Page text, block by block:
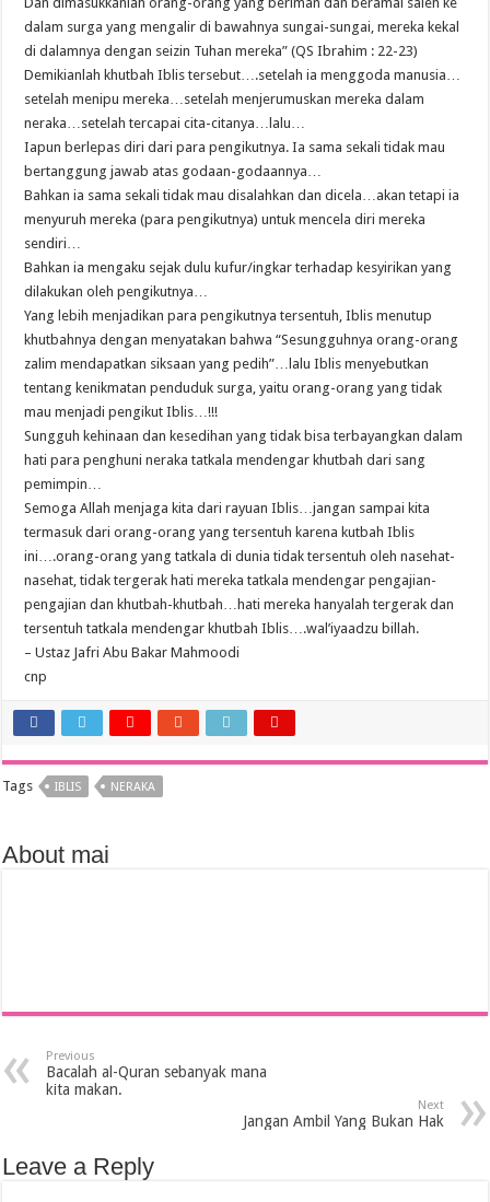
dalam surga yang mengalir di bawahnya sungai-sungai, mereka kekal
di dalamnya dengan seizin Tuhan mereka” (QS Ibrahim : 22-23)
Demikianlah khutbah Iblis tersebut….setelah ia menggoda manusia…
setelah menipu mereka…setelah menjerumuskan mereka dalam
neraka…setelah tercapai cita-citanya…lalu…
Iapun berlepas diri dari para pengikutnya. Ia sama sekali tidak mau
bertanggung jawab atas godaan-godaannya…
Bahkan ia sama sekali tidak mau disalahkan dan dicela…akan tetapi ia
menyuruh mereka (para pengikutnya) untuk mencela diri mereka
sendiri…
Bahkan ia mengaku sejak dulu kufur/ingkar terhadap kesyirikan yang
dilakukan oleh pengikutnya…
Yang lebih menjadikan para pengikutnya tersentuh, Iblis menutup
khutbahnya dengan menyatakan bahwa “Sesungguhnya orang-orang
zalim mendapatkan siksaan yang pedih”…lalu Iblis menyebutkan
tentang kenikmatan penduduk surga, yaitu orang-orang yang tidak
mau menjadi pengikut Iblis…!!!
Sungguh kehinaan dan kesedihan yang tidak bisa terbayangkan dalam
hati para penghuni neraka tatkala mendengar khutbah dari sang
pemimpin…
Semoga Allah menjaga kita dari rayuan Iblis…jangan sampai kita
termasuk dari orang-orang yang tersentuh karena kutbah Iblis
ini….orang-orang yang tatkala di dunia tidak tersentuh oleh nasehat-
nasehat, tidak tergerak hati mereka tatkala mendengar pengajian-
pengajian dan khutbah-khutbah…hati mereka hanyalah tergerak dan
tersentuh tatkala mendengar khutbah Iblis….wal’iyaadzu billah.
– Ustaz Jafri Abu Bakar Mahmoodi
cnp
Tags IBLIS NERAKA
About mai
Previous
Bacalah al-Quran sebanyak mana
kita makan.
Next
Jangan Ambil Yang Bukan Hak
Leave a Reply